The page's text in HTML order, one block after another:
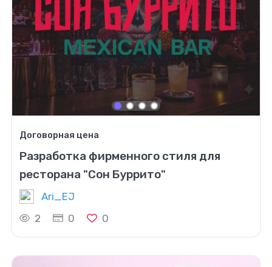
Договорная цена
Разработка фирменного стиля для
ресторана "Сон Буррито"
Ari_EJ
2
0 0